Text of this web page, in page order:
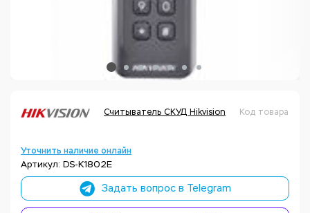
Считыватель СКУД Hikvision Код товара:
Уточнить наличие онлайн
Артикул: DS-K1802E
Задать вопрос в Telegram